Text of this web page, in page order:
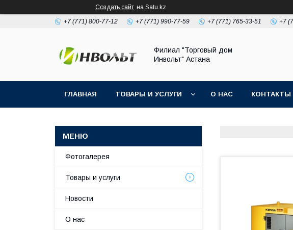
Создать сайт на Satu.kz
+7 (771) 800-77-12 +7 (771) 990-77-59 +7 (771) 765-33-51 +7
Филиал "Торговый дом
Инвольт" Астана
ГЛАВНАЯ ТОВАРЫ И УСЛУГИ О НАС КОНТАКТЫ
Фотогалерея
Товары и услуги
Новости
О нас